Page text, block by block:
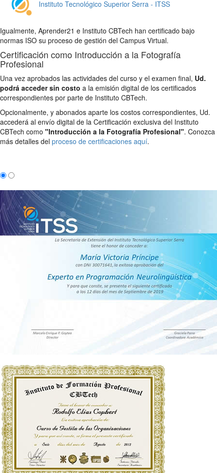
Instituto Tecnológico Superior Serra - ITSS
Igualmente, Aprender21 e Instituto CBTech han certificado bajo
normas ISO su proceso de gestión del Campus Virtual.
Certificación como Introducción a la Fotografía
Profesional
Una vez aprobados las actividades del curso y el examen final, Ud.
podrá acceder sin costo a la emisión digital de los certificados
correspondientes por parte de Instituto CBTech.
Opcionalmente, y abonados aparte los costos correspondientes, Ud.
accederá al envío digital de la Certificación exclusiva del Instituto
CBTech como "Introducción a la Fotografía Profesional". Conozca
más detalles del proceso de certificaciones aquí.